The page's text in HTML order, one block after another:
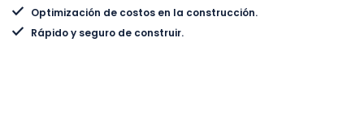
Optimización de costos en la construcción.
Rápido y seguro de construir.